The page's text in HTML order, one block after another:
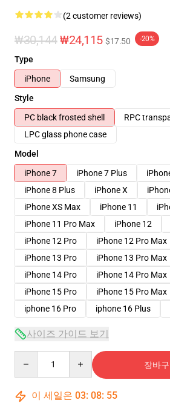
(2 customer reviews)
₩30,144₩24,115 $17.50 -20%
Type
iPhone
Samsung
Style
PC black frosted shell
RPC
LPC glass phone case
Model
iPhone 7
iPhone 7 Plus
iPhone 8 Plus
iPhone X
iPhone XS Max
iPhone 11
iPhone 11 Pro Max
iPhone 12
iPhone 12 Pro
iPhone 12 Pro Max
iPhone 13 Pro
iPhone 13 Pro Max
iPhone 14 Pro
iPhone 14 Pro Max
iPhone 15 Pro
iPhone 15 Pro Max
iphone 16 Pro
iphone 16 Plus
사이즈 가이드 보기
장바
이 세일은 03: 08: 54